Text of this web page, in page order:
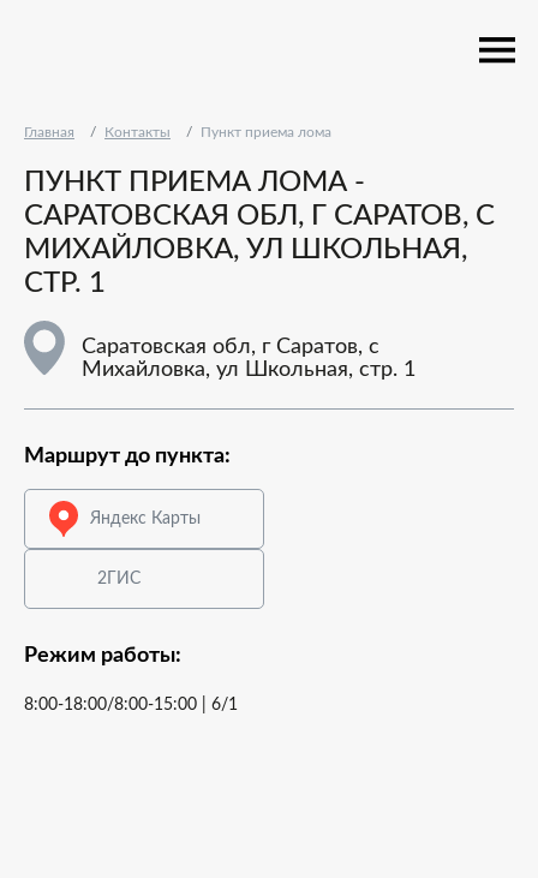
Главная Контакты Пункт приема лома
ПУНКТ ПРИЕМА ЛОМА -
САРАТОВСКАЯ ОБЛ, Г САРАТОВ, С
МИХАЙЛОВКА, УЛ ШКОЛЬНАЯ,
СТР. 1
Саратовская обл, г Саратов, с
Михайловка, ул Школьная, стр. 1
Маршрут до пункта:
Яндекс Карты
2ГИС
Режим работы:
8:00-18:00/8:00-15:00 | 6/1